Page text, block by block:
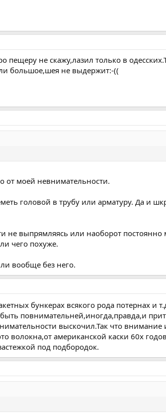
не скажу,лазил только в
большое,шея не выдержит:-((
от моей невнимательности.
головой в трубу или арматуру. Да и
не выпрямляясь или наоборот постоянно
чего похуже.
вообще без него.
бункерах всякого рода потернах и
быть повнимательней,иногда,правда,и
выскочил.Так что внимание
волокна,от американской каски 60х
под подбородок.